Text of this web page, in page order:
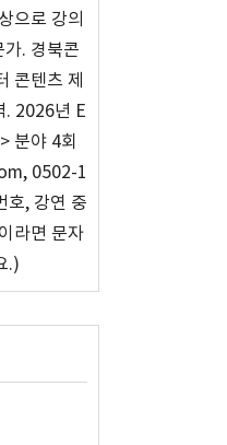
으로 강의
. 경북콘
콘텐츠 제
. 2026년 E
분야 4회
0502-1
호, 강연 중
라면 문자
.)